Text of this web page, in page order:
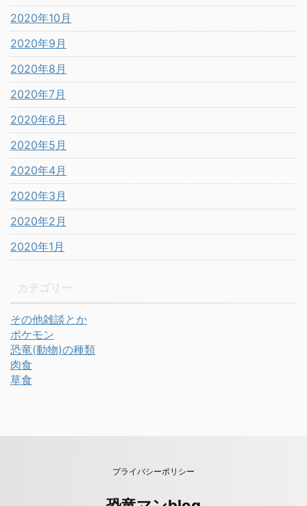
2020年10月
2020年9月
2020年8月
2020年7月
2020年6月
2020年5月
2020年4月
2020年3月
2020年2月
2020年1月
その他雑談とか
ポケモン
恐竜(動物)の種類
肉食
草食
プライバシーポリシー